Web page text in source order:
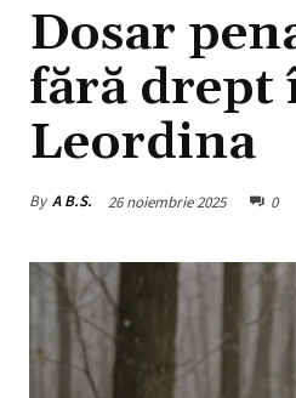
Dosar
fără drept
Leordina
By A B.S. 26 noiembrie 2025 0